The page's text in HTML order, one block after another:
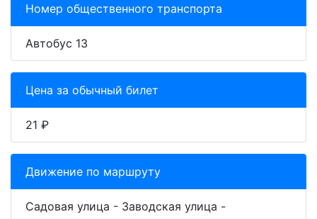
Номер общественного транспорта
Автобус 13
Цена за обычный билет
21 ₽
Движение по маршруту
Садовая улица - Заводская улица -